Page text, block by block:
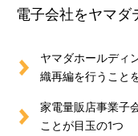
電子会社をヤマダ
ヤマダホールディ
織再編を行うこと
家電量販店事業子
ことが目玉の1つ